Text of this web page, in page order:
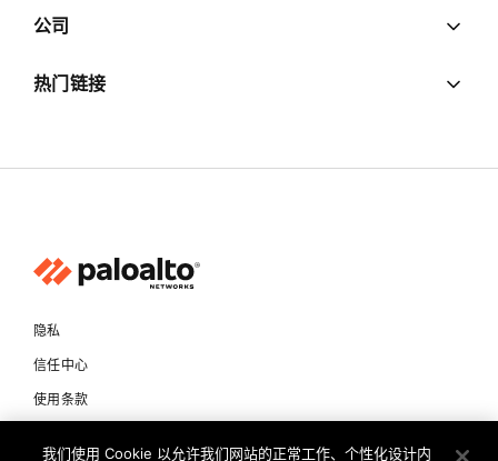
公司
热门链接
隐私
信任中心
使用条款
我们使用 Cookie 以允许我们网站的正常工作、个性化设计内